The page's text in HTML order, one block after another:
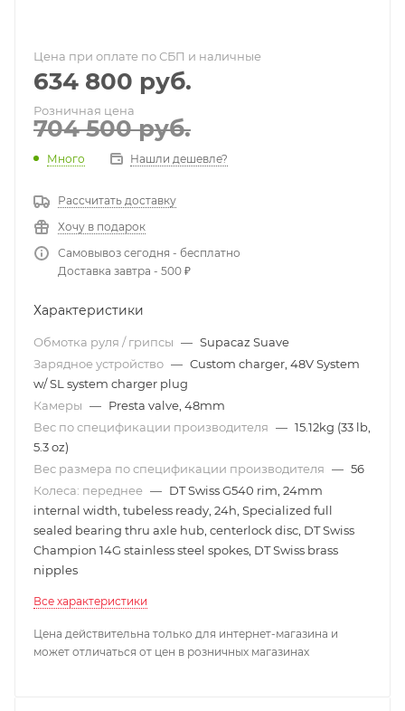
Цена при оплате по СБП и наличные
634 800 руб.
Розничная цена
704 500руб.
Много Нашли дешевле?
Рассчитать доставку
Хочу в подарок
Самовывоз сегодня - бесплатно
Доставка завтра - 500 ₽
Характеристики
Обмотка руля / грипсы — Supacaz Suave
Зарядное устройство — Custom charger, 48V System
w/ SL system charger plug
Камеры — Presta valve, 48mm
Вес по спецификации производителя — 15.12kg (33 lb,
5.3 oz)
Вес размера по спецификации производителя — 56
Колеса: переднее — DT Swiss G540 rim, 24mm
internal width, tubeless ready, 24h, Specialized full
sealed bearing thru axle hub, centerlock disc, DT Swiss
Champion 14G stainless steel spokes, DT Swiss brass
nipples
Все характеристики
Цена действительна только для интернет-магазина и
может отличаться от цен в розничных магазинах